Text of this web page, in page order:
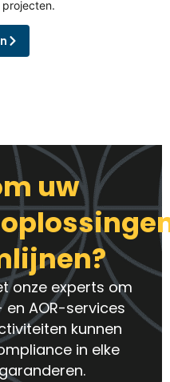
uw
onze experts om
en AOR-services
kunnen
in elke